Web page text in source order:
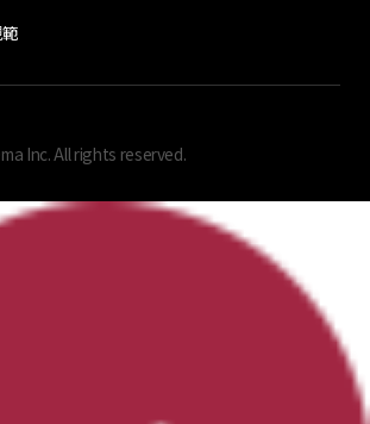
Inc. All rights reserved.